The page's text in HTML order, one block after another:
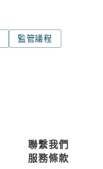
監管議程
聯繫我們
服務條款